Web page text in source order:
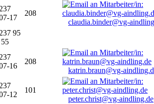
17
208
claudia.binder@vg-
95
16
208
katrin.braun@vg-
12
101
peter.christ@vg-aindling.de